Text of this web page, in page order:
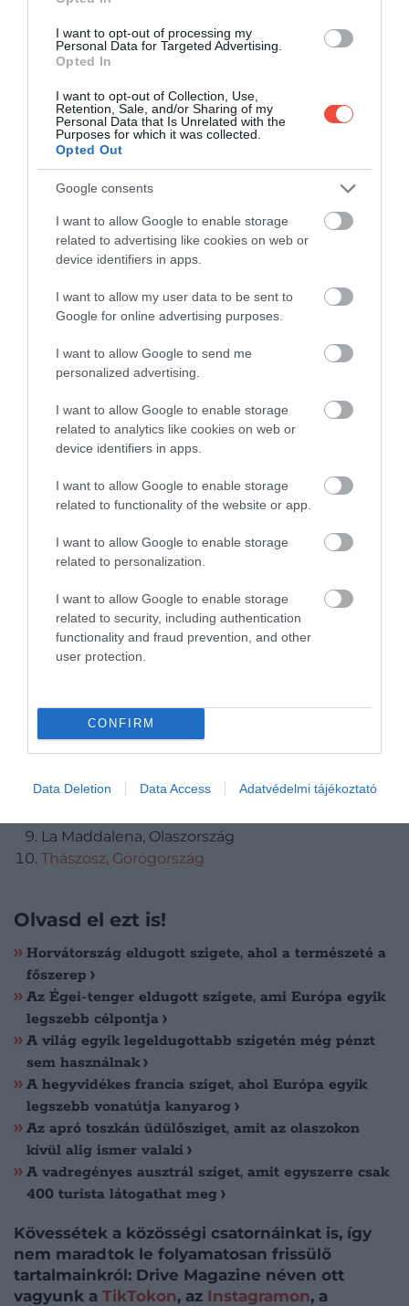
I want to opt-out of processing my
Personal Data for Targeted Advertising.
Opted In
I want to opt-out of Collection, Use,
Retention, Sale, and/or Sharing of my
Personal Data that Is Unrelated with the
Purposes for which it was collected.
Opted Out
Google consents
I want to allow Google to enable storage
related to advertising like cookies on web or
device identifiers in apps.
I want to allow my user data to be sent to
Google for online advertising purposes.
I want to allow Google to send me
personalized advertising.
I want to allow Google to enable storage
related to analytics like cookies on web or
device identifiers in apps.
I want to allow Google to enable storage
related to functionality of the website or app.
I want to allow Google to enable storage
related to personalization.
I want to allow Google to enable storage
related to security, including authentication
functionality and fraud prevention, and other
user protection.
CONFIRM
Data Deletion Data Access Adatvédelmi tájékoztató
A KUTATÁS SZERINT EZEK A
SZIGETEK KERÜLIK EL A TURISTÁK
FIGYELMÉT:
Szími, Görögország Fotó:kavalenkau, Shutterstock
Szamothraké sem rossz választás:A
elkerülte a turisták figyelmét
Leszbosz, Görögország
Szími, Görögország
Szkopelosz, Görögország
Cres, Horvátország
Kárpáthosz, Görögország
La Maddalena, Olaszország
Thászosz, Görögország
Olvasd el ezt is!
Horvátország eldugott szigete, ahol a természeté a
főszerep
Az Égei-tenger eldugott szigete, ami Európa egyik
legszebb célpontja
A világ egyik legeldugottabb szigetén még pénzt
sem használnak
A hegyvidékes francia sziget, ahol Európa egyik
legszebb vonatútja kanyarog
Az apró toszkán üdülősziget, amit az olaszokon
kívül alig ismer valaki
A vadregényes ausztrál sziget, amit egyszerre csak
400 turista látogathat meg
Kövessétek a közösségi csatornáinkat is, így
nem maradtok le folyamatosan frissülő
tartalmainkról: Drive Magazine néven ott
vagyunk a TikTokon, az Instagramon, a